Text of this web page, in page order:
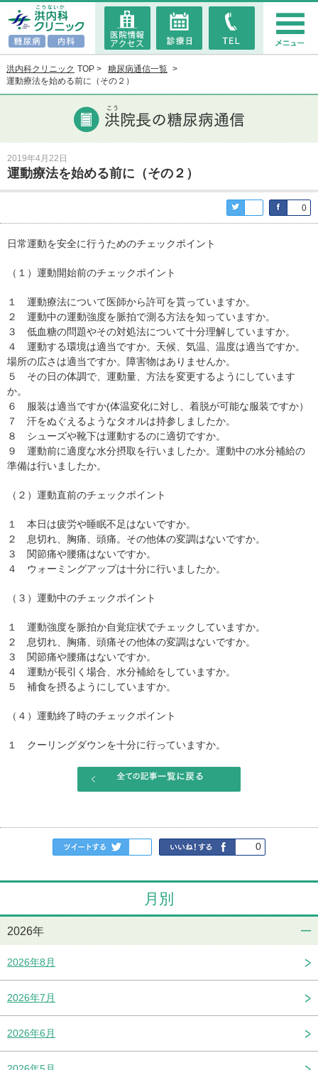
洪内科クリニック TOP
糖尿病通信一覧
運動療法を始める前に（その２）
2019年4月22日
運動療法を始める前に（その２）
0
日常運動を安全に行うためのチェックポイント
（１）運動開始前のチェックポイント
１ 運動療法について医師から許可を貰っていますか。
２ 運動中の運動強度を脈拍で測る方法を知っていますか。
３ 低血糖の問題やその対処法について十分理解していますか。
４ 運動する環境は適当ですか。天候、気温、温度は適当ですか。
場所の広さは適当ですか。障害物はありませんか。
５ その日の体調で、運動量、方法を変更するようにしています
か。
６ 服装は適当ですか(体温変化に対し、着脱が可能な服装ですか）
７ 汗をぬぐえるようなタオルは持参しましたか。
８ シューズや靴下は運動するのに適切ですか。
９ 運動前に適度な水分摂取を行いましたか。運動中の水分補給の
準備は行いましたか。
（２）運動直前のチェックポイント
１ 本日は疲労や睡眠不足はないですか。
２ 息切れ、胸痛、頭痛。その他体の変調はないですか。
３ 関節痛や腰痛はないですか。
４ ウォーミングアップは十分に行いましたか。
（３）運動中のチェックポイント
１ 運動強度を脈拍か自覚症状でチェックしていますか。
２ 息切れ、胸痛、頭痛その他体の変調はないですか。
３ 関節痛や腰痛はないですか。
４ 運動が長引く場合、水分補給をしていますか。
５ 補食を摂るようにしていますか。
（４）運動終了時のチェックポイント
１ クーリングダウンを十分に行っていますか。
0
月別
2026年
2026年8月
2026年7月
2026年6月